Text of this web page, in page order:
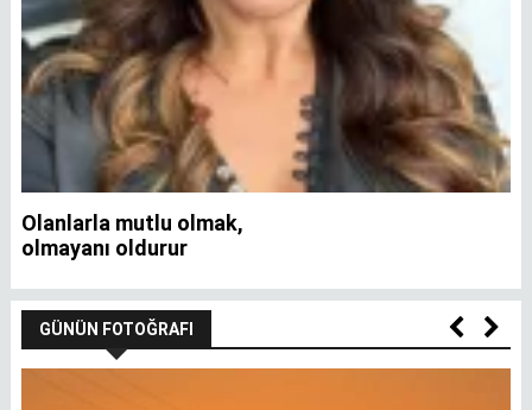
Olanlarla mutlu olmak,
olmayanı oldurur
GÜNÜN FOTOĞRAFI